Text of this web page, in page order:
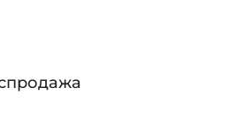
парфюмов был
ценят собственный стиль,
поможет вам создать